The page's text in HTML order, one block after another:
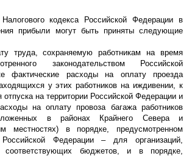
кодекса Российской Федерации в
прибыли могут быть приняты следующие
труда, сохраняемую работникам на время
законодательством Российской
фактические расходы на оплату проезда
у этих работников на иждивении, к
отпуска на территории Российской Федерации и
на оплату провоза багажа работников
в районах Крайнего Севера и
местностях) в порядке, предусмотренном
Российской Федерации – для организаций,
бюджетов, и в порядке,